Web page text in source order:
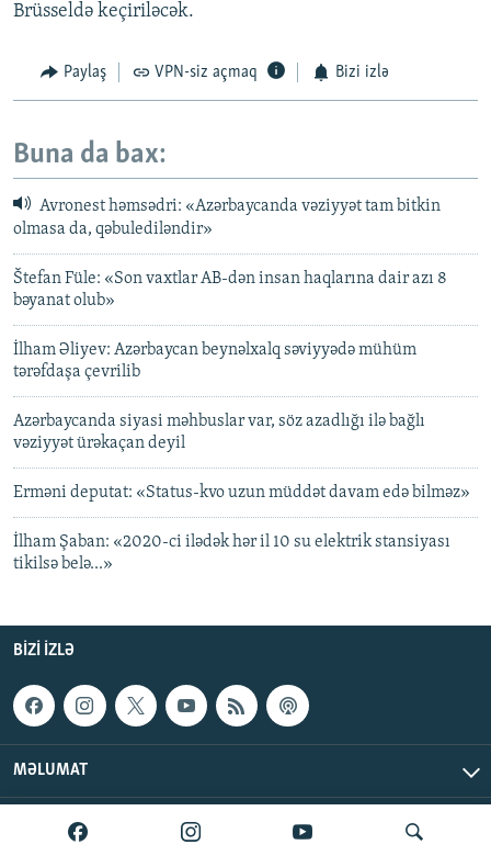
Brüsseldə keçiriləcək.
Paylaş VPN-siz açmaq Bizi izlə
Buna da bax:
Avronest həmsədri: «Azərbaycanda vəziyyət tam bitkin
olmasa da, qəbulediləndir»
Štefan Füle: «Son vaxtlar AB-dən insan haqlarına dair azı 8
bəyanat olub»
İlham Əliyev: Azərbaycan beynəlxalq səviyyədə mühüm
tərəfdaşa çevrilib
Azərbaycanda siyasi məhbuslar var, söz azadlığı ilə bağlı
vəziyyət ürəkaçan deyil
Erməni deputat: «Status-kvo uzun müddət davam edə bilməz»
İlham Şaban: «2020-ci ilədək hər il 10 su elektrik stansiyası
tikilsə belə...»
BIZI IZLƏ
MƏLUMAT
AzadlıqRadiosu © 2026 Inc. | Bütün hüquqlar qorunur